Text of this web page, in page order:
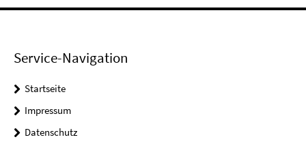
Service-Navigation
Startseite
Impressum
Datenschutz